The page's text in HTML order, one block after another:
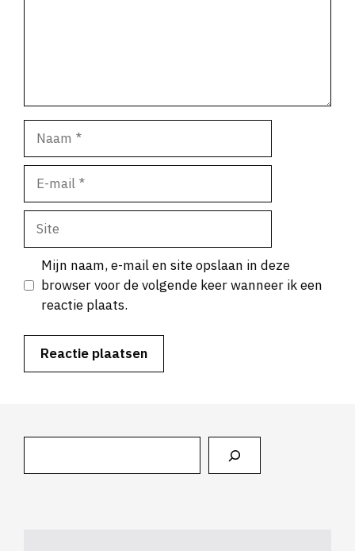
mail
Site
Mijn naam, e-mail en site opslaan in deze
browser voor de volgende keer wanneer ik een
reactie plaats.